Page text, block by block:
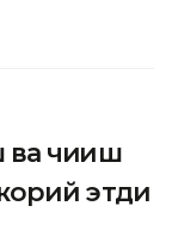
чиқиш
этди